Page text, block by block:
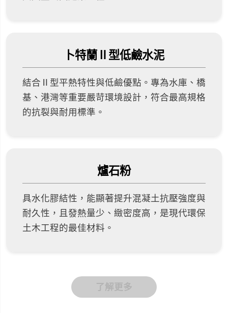
卜特蘭Ⅱ型低鹼水泥
結合Ⅱ型平熱特性與低鹼優點。專為水庫、橋
基、港灣等重要嚴苛環境設計，符合最高規格
的抗裂與耐用標準。
爐石粉
具水化膠結性，能顯著提升混凝土抗壓強度與
耐久性，且發熱量少、緻密度高，是現代環保
土木工程的最佳材料。
了解更多